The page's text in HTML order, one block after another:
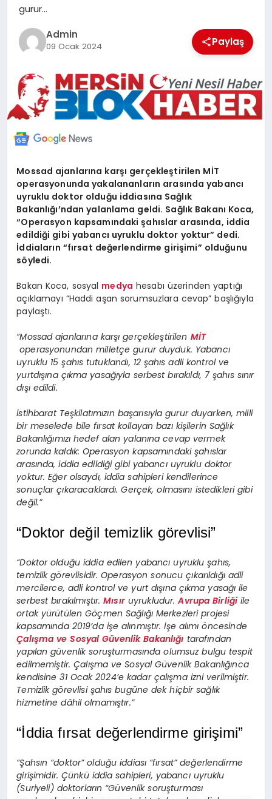
KÜNYE
gurur…
Admin
09 Ocak 2024 Paylaş
Mossad ajanlarına karşı gerçekleştirilen MİT
operasyonunda yakalananların arasında yabancı
uyruklu doktor olduğu iddiasına Sağlık
Bakanlığı’ndan yalanlama geldi. Sağlık Bakanı Koca,
“Operasyon kapsamındaki şahıslar arasında, iddia
edildiği gibi yabancı uyruklu doktor yoktur” dedi.
İddiaların “fırsat değerlendirme girişimi” olduğunu
söyledi.
Bakan Koca, sosyal medya hesabı üzerinden yaptığı
açıklamayı “Haddi aşan sorumsuzlara cevap” başlığıyla
paylaştı.
“Mossad ajanlarına karşı gerçekleştirilen MİT
operasyonundan milletçe gurur duyduk. Yabancı
uyruklu 15 şahıs tutuklandı, 12 şahıs adli kontrol ve
yurtdışına çıkma yasağıyla serbest bırakıldı, 7 şahıs sınır
dışı edildi.
İstihbarat Teşkilatımızın başarısıyla gurur duyarken, milli
bir meselede bile fırsat kollayan bazı kişilerin Sağlık
Bakanlığımızı hedef alan yalanına cevap vermek
zorunda kaldık: Operasyon kapsamındaki şahıslar
arasında, iddia edildiği gibi yabancı uyruklu doktor
yoktur. Eğer olsaydı, iddia sahipleri kendilerince
sonuçlar çıkaracaklardı. Gerçek, olmasını istedikleri gibi
değil.”
“Doktor değil temizlik görevlisi”
“Doktor olduğu iddia edilen yabancı uyruklu şahıs,
temizlik görevlisidir. Operasyon sonucu çıkarıldığı adli
mercilerce, adli kontrol ve yurt dışına çıkma yasağı ile
serbest bırakılmıştır.Mısıruyrukludur.Avrupa Birliğiile
ortak yürütülen Göçmen Sağlığı Merkezleri projesi
kapsamında 2019’da işe alınmıştır. İşe alımı öncesinde
Çalışma ve Sosyal Güvenlik Bakanlığı tarafından
yapılan güvenlik soruşturmasında olumsuz bulgu tespit
edilmemiştir. Çalışma ve Sosyal Güvenlik Bakanlığınca
kendisine 31 Ocak 2024’e kadar çalışma izni verilmiştir.
Temizlik görevlisi şahıs bugüne dek hiçbir sağlık
hizmetine dâhil olmamıştır.”
“İddia fırsat değerlendirme girişimi”
“Şahsın “doktor” olduğu iddiası “fırsat” değerlendirme
girişimidir. Çünkü iddia sahipleri, yabancı uyruklu
(Suriyeli) doktorların “Güvenlik soruşturması